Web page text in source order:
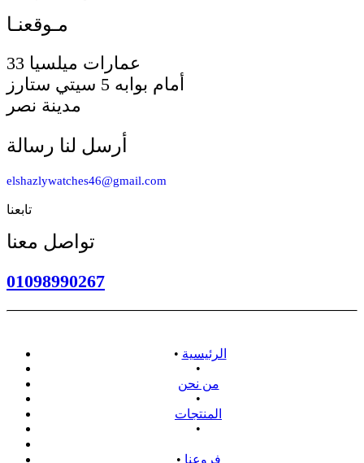
أمام بوابه 5 سيتي ستارز
مدينة نصر
أرسل لنا رسالة
elshazlywatches46@gmail.com
تابعنا
تواصل معنا
01098990267
• الرئيسية
•
من نحن
•
المنتجات
•
• فروعنا